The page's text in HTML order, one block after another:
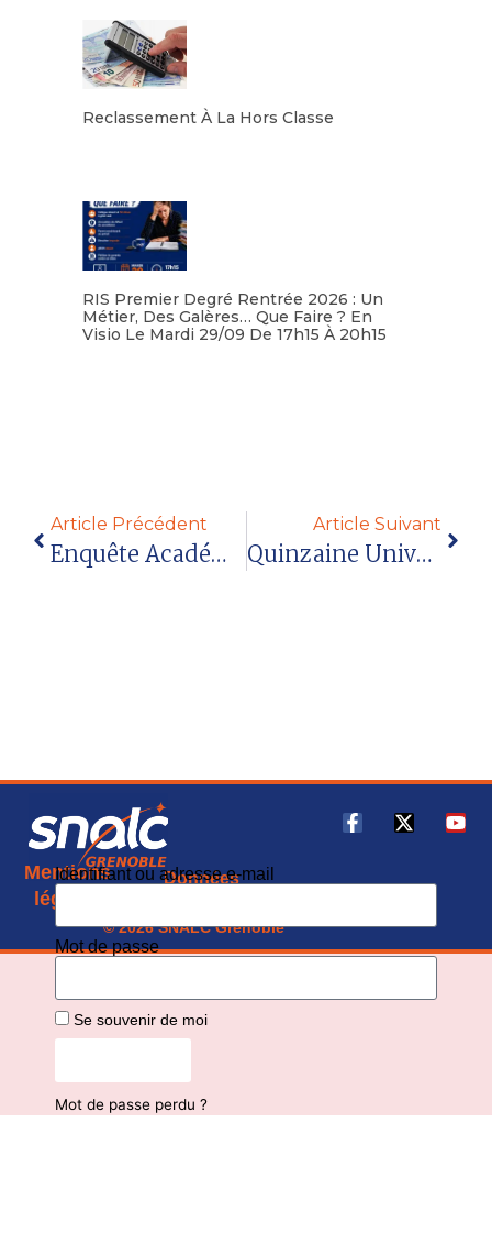
Reclassement À La Hors Classe
RIS Premier Degré Rentrée 2026 : Un
Métier, Des Galères… Que Faire ? En
Visio Le Mardi 29/09 De 17h15 À 20h15
Article Précédent
Enquête Académique Du SNALC-Grenoble : Situation Sanitaire Dans Les Établissements
Article Suivant
Quinzaine Universitaire 1446 Novembre 2020
Mentions
légales
Données
© 2026 SNALC Grenoble
Identifiant ou adresse e-mail
Mot de passe
Se souvenir de moi
Mot de passe perdu ?